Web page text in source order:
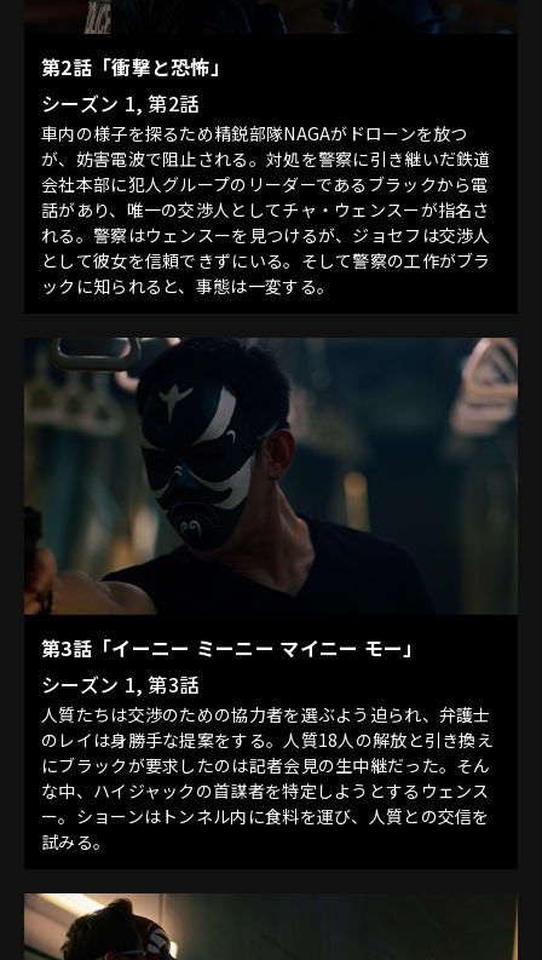
第2話「衝撃と恐怖」
シーズン 1, 第2話
車内の様子を探るため精鋭部隊NAGAがドローンを放つ
が、妨害電波で阻止される。対処を警察に引き継いだ鉄道
会社本部に犯人グループのリーダーであるブラックから電
話があり、唯一の交渉人としてチャ・ウェンスーが指名さ
れる。警察はウェンスーを見つけるが、ジョセフは交渉人
として彼女を信頼できずにいる。そして警察の工作がブラ
ックに知られると、事態は一変する。
第3話「イーニー ミーニー マイニー モー」
シーズン 1, 第3話
人質たちは交渉のための協力者を選ぶよう迫られ、弁護士
のレイは身勝手な提案をする。人質18人の解放と引き換え
にブラックが要求したのは記者会見の生中継だった。そん
な中、ハイジャックの首謀者を特定しようとするウェンス
ー。ショーンはトンネル内に食料を運び、人質との交信を
試みる。